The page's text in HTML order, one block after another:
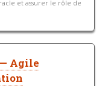
et assurer le rôle de
Agile